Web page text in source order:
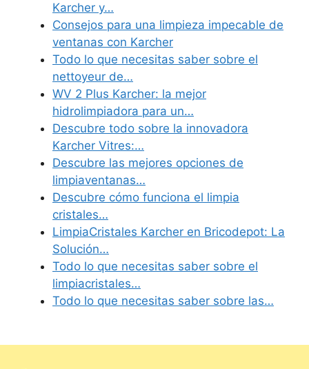
Karcher y…
Consejos para una limpieza impecable de
ventanas con Karcher
Todo lo que necesitas saber sobre el
nettoyeur de…
WV 2 Plus Karcher: la mejor
hidrolimpiadora para un…
Descubre todo sobre la innovadora
Karcher Vitres:…
Descubre las mejores opciones de
limpiaventanas…
Descubre cómo funciona el limpia
cristales…
LimpiaCristales Karcher en Bricodepot: La
Solución…
Todo lo que necesitas saber sobre el
limpiacristales…
Todo lo que necesitas saber sobre las…